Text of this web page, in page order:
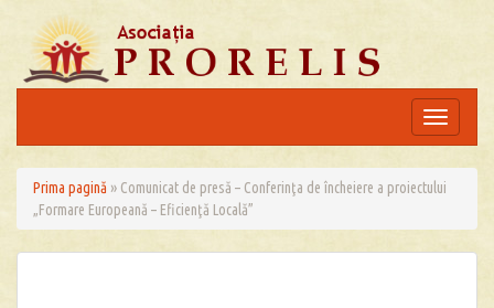
content
Toggle
navigation
Prima pagină » Comunicat de presă – Conferinţa de încheiere a proiectului
„Formare Europeană – Eficienţă Locală”